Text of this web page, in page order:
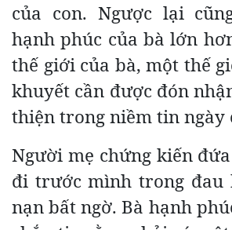
của con. Ngược lại
hạnh phúc của bà lớn
thế giới của bà, một thế
khuyết cần được đón
thiện trong niềm tin ngày
Người mẹ chứng kiến
đi trước mình trong đau
nạn bất ngờ. Bà hạnh